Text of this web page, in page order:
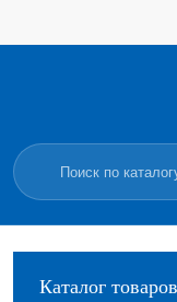
Каталог товаров